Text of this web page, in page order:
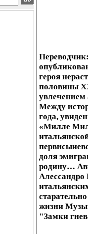
героя
половины
увлечением
Между
года,
«Милле
доля
родину…
жизни
"Замки